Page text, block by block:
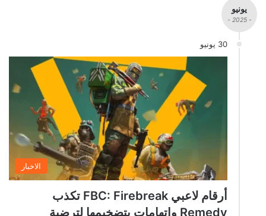
يونيو
- 2025 -
30 يونيو
الاخبار
أرقام لاعبي FBC: Firebreak تكذب
Remedy واتهامات بتضخيمها لترضية